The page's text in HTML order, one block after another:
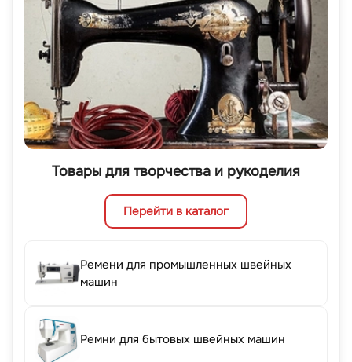
Товары для творчества и рукоделия
Перейти в каталог
Ремени для промышленных швейных
машин
Ремни для бытовых швейных машин